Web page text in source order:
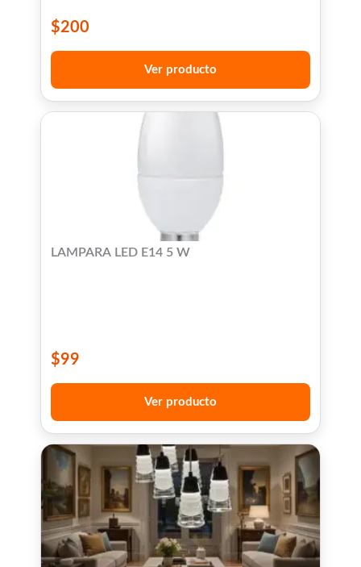
$200
Ver producto
LAMPARA LED E14 5 W
$99
Ver producto